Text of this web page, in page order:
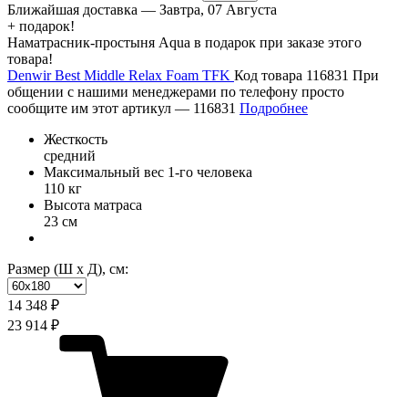
Ближайшая доставка — Завтра, 07 Августа
+ подарок!
Наматрасник-простыня Aqua в подарок при заказе этого
товара!
Denwir Best Middle Relax Foam TFK Код товара 116831 При
общении с нашими менеджерами по телефону просто
сообщите им этот артикул — 116831 Подробнее
Жесткость
средний
Максимальный вес 1-го человека
110 кг
Высота матраса
23 см
Размер (Ш х Д), см:
14 348 ₽
23 914 ₽